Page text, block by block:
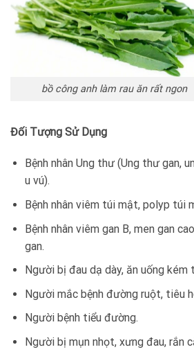
bồ công anh làm rau ăn rất ngon
Đối Tượng Sử Dụng
Bệnh nhân Ung thư (Ung thư gan,
u vú).
Bệnh nhân viêm túi mật, polyp túi
Bệnh nhân viêm gan B, men gan
gan.
Người bị đau dạ dày, ăn uống kém
Người mắc bệnh đường ruột, tiêu
Người bệnh tiểu đường.
Người bị mụn nhọt, xưng đau, rắn